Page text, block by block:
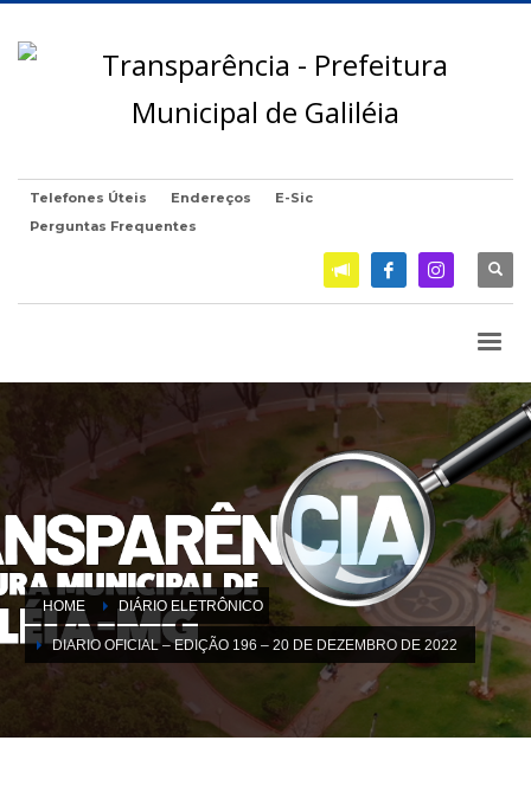
Telefones Úteis Endereços
E-Sic
Perguntas Frequentes
HOME DIÁRIO ELETRÔNICO
DIARIO OFICIAL – EDIÇÃO 196 – 20 DE DEZEMBRO DE 2022